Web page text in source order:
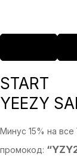
START
YEEZY
Минус 15% на все
промокод: